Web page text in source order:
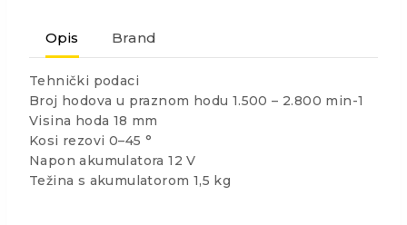
Opis Brand
Tehnički podaci
Broj hodova u praznom hodu 1.500 – 2.800 min-1
Visina hoda 18 mm
Kosi rezovi 0–45 °
Napon akumulatora 12 V
Težina s akumulatorom 1,5 kg